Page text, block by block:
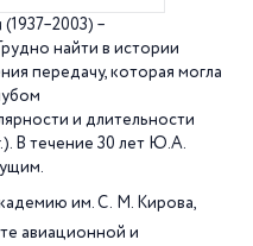
–
найти в истории
передачу, которая могла
и длительности
В течение 30 лет Ю.А.
им. С. М. Кирова,
авиационной и